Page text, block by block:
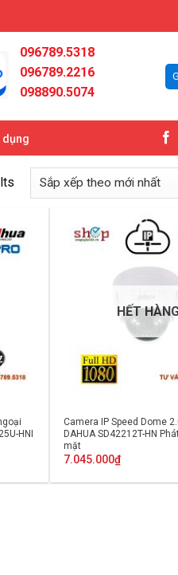
096789.5318
096789.2216
098890.5074
dụng
HNI
HẾT
Camera IP Speed Dome
DAHUA SD42212T-HN
mặt
7.045.000₫